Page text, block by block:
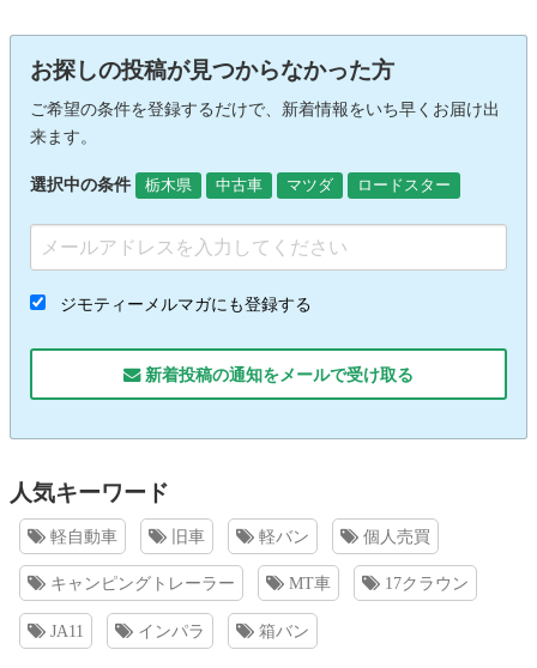
お探しの投稿が見つからなかった方
ご希望の条件を登録するだけで、新着情報をいち早くお届け出
来ます。
選択中の条件 栃木県 中古車 マツダ ロードスター
ジモティーメルマガにも登録する
新着投稿の通知をメールで受け取る
人気キーワード
軽自動車 旧車 軽バン 個人売買
キャンピングトレーラー MT車 17クラウン
JA11 インパラ 箱バン